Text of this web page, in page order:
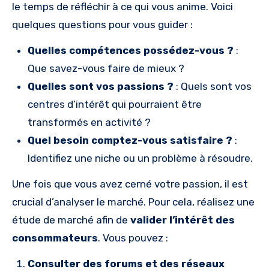
le temps de réfléchir à ce qui vous anime. Voici
quelques questions pour vous guider :
Quelles compétences possédez-vous ? :
Que savez-vous faire de mieux ?
Quelles sont vos passions ? : Quels sont vos
centres d’intérêt qui pourraient être
transformés en activité ?
Quel besoin comptez-vous satisfaire ? :
Identifiez une niche ou un problème à résoudre.
Une fois que vous avez cerné votre passion, il est
crucial d’analyser le marché. Pour cela, réalisez une
étude de marché afin de valider l’intérêt des
consommateurs. Vous pouvez :
Consulter des forums et des réseaux